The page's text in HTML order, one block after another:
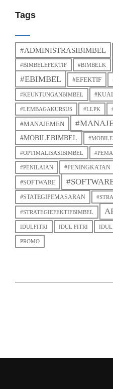
Tags
#ADMINISTRASIBIMBEL
#BIMBELEFEKTIF #BIMBELK
#EBIMBEL #EFEKTIF
#KEUNTUNGANBIMBEL
#LEMBAGAKURSUS #LLPK
#MANAJEMEN
#MOBILEBIMBEL
#OPTIMALISASIBIMBEL
#PENILAIAN #PENINGKATAN
#SOFTWARE
#STATEGIPEMASARAN
#STRATEGIEFEKTIFBIMBEL
IDULFITRI IDUL FITRI
PROMO